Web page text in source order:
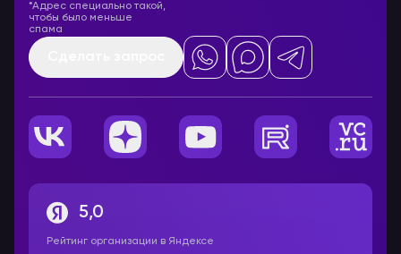
*Адрес специально такой,
чтобы было меньше
спама
5,0
Рейтинг организации в Яндексе